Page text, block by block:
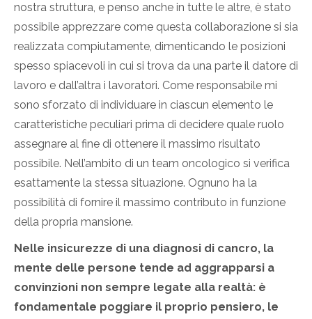
nostra struttura, e penso anche in tutte le altre, è stato
possibile apprezzare come questa collaborazione si sia
realizzata compiutamente, dimenticando le posizioni
spesso spiacevoli in cui si trova da una parte il datore di
lavoro e dall’altra i lavoratori. Come responsabile mi
sono sforzato di individuare in ciascun elemento le
caratteristiche peculiari prima di decidere quale ruolo
assegnare al fine di ottenere il massimo risultato
possibile. Nell’ambito di un team oncologico si verifica
esattamente la stessa situazione. Ognuno ha la
possibilità di fornire il massimo contributo in funzione
della propria mansione.
Nelle insicurezze di una diagnosi di cancro, la
mente delle persone tende ad aggrapparsi a
convinzioni non sempre legate alla realtà: è
fondamentale poggiare il proprio pensiero, le